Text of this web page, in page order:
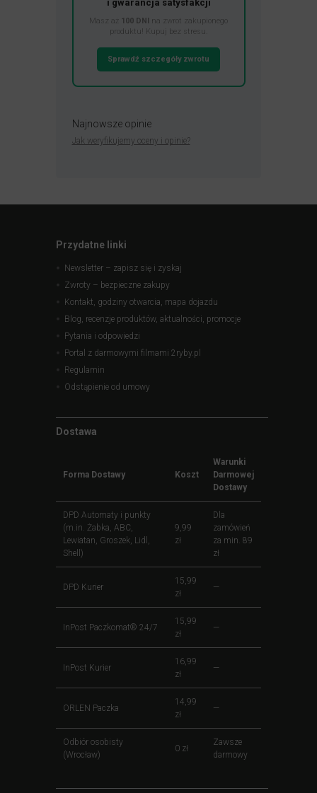
i gwarancja satysfakcji
Masz aż 100 DNI na zwrot zakupionego
produktu! Kupuj bez stresu.
Sprawdź szczegóły zwrotu
Najnowsze opinie
Jak weryfikujemy oceny i opinie?
Przydatne linki
Newsletter – zapisz się i zyskaj
Zwroty – bezpieczne zakupy
Kontakt, godziny otwarcia, mapa dojazdu
Blog, recenzje produktów, aktualności, promocje
Pytania i odpowiedzi
Portal z darmowymi filmami 2ryby.pl
Regulamin
Odstąpienie od umowy
Dostawa
Forma Dostawy Koszt
Warunki
Darmowej
Dostawy
DPD Automaty i punkty
(m.in. Żabka, ABC,
Lewiatan, Groszek, Lidl,
Shell)
9,99
zł
Dla
zamówień
za min. 89
zł
DPD Kurier
15,99
zł
—
InPost Paczkomat® 24/7
15,99
zł
—
InPost Kurier
16,99
zł
—
ORLEN Paczka
14,99
zł
—
Odbiór osobisty
(Wrocław)
0 zł
Zawsze
darmowy